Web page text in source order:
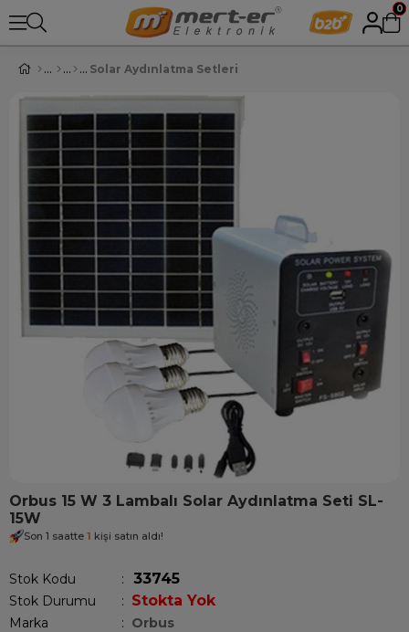
0
Solar Aydınlatma Setleri
Orbus 15 W 3 Lambalı Solar Aydınlatma Seti SL-
15W
Son 1 saatte 1 kişi satın aldı!
Stok Kodu 33745
Stok Durumu : Stokta Yok
Marka : Orbus